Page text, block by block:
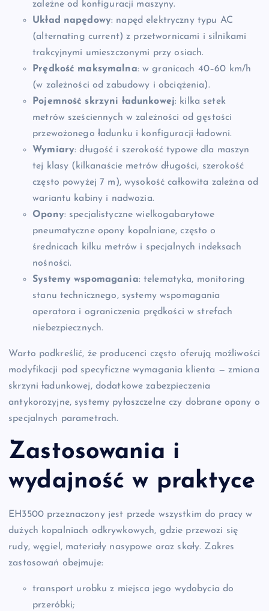
zależne od konfiguracji maszyny.
Układ napędowy: napęd elektryczny typu AC
(alternating current) z przetwornicami i silnikami
trakcyjnymi umieszczonymi przy osiach.
Prędkość maksymalna: w granicach 40–60 km/h
(w zależności od zabudowy i obciążenia).
Pojemność skrzyni ładunkowej: kilka setek
metrów sześciennych w zależności od gęstości
przewożonego ładunku i konfiguracji ładowni.
Wymiary: długość i szerokość typowe dla maszyn
tej klasy (kilkanaście metrów długości, szerokość
często powyżej 7 m), wysokość całkowita zależna od
wariantu kabiny i nadwozia.
Opony: specjalistyczne wielkogabarytowe
pneumatyczne opony kopalniane, często o
średnicach kilku metrów i specjalnych indeksach
nośności.
Systemy wspomagania: telematyka, monitoring
stanu technicznego, systemy wspomagania
operatora i ograniczenia prędkości w strefach
niebezpiecznych.
Warto podkreślić, że producenci często oferują możliwości
modyfikacji pod specyficzne wymagania klienta — zmiana
skrzyni ładunkowej, dodatkowe zabezpieczenia
antykorozyjne, systemy pyłoszczelne czy dobrane opony o
specjalnych parametrach.
Zastosowania i
wydajność w praktyce
EH3500 przeznaczony jest przede wszystkim do pracy w
dużych kopalniach odkrywkowych, gdzie przewozi się
rudy, węgiel, materiały nasypowe oraz skały. Zakres
zastosowań obejmuje:
transport urobku z miejsca jego wydobycia do
przeróbki;